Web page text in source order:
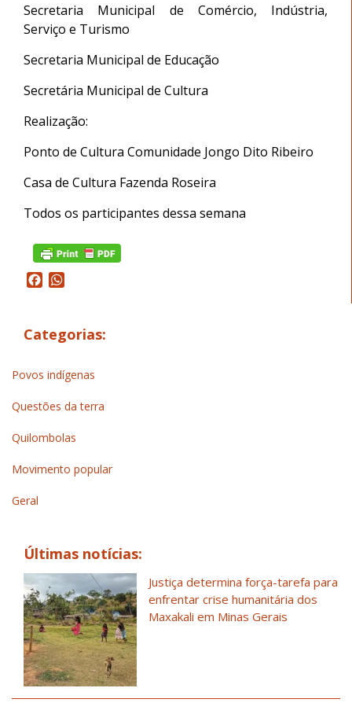
Secretaria Municipal de Comércio, Indústria,
Serviço e Turismo
Secretaria Municipal de Educação
Secretária Municipal de Cultura
Realização:
Ponto de Cultura Comunidade Jongo Dito Ribeiro
Casa de Cultura Fazenda Roseira
Todos os participantes dessa semana
Facebook
Categorias:
Povos indígenas
Questões da terra
Quilombolas
Movimento popular
Geral
Últimas notícias:
Justiça determina força-tarefa para
enfrentar crise humanitária dos
Maxakali em Minas Gerais